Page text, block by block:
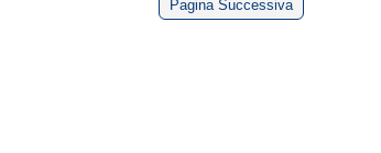
Pagina Successiva